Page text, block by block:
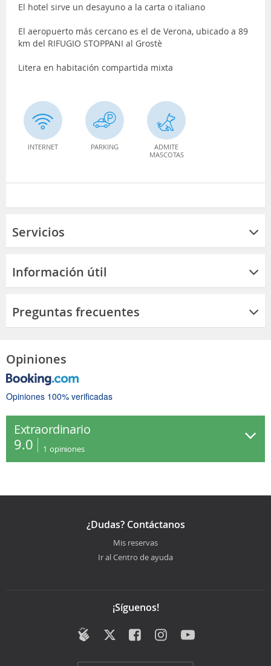
El hotel sirve un desayuno a la carta o italiano
El aeropuerto más cercano es el de Verona, ubicado a 89
km del RIFUGIO STOPPANI al Grostè
Litera en habitación compartida mixta
INTERNET PARKING
ADMITE
MASCOTAS
Servicios
Información útil
Preguntas frecuentes
Opiniones
Opiniones 100% verificadas
Extraordinario
9.0 1 opiniones
¿Dudas? Contáctanos
Mis reservas
Ir al Centro de ayuda
¡Síguenos!